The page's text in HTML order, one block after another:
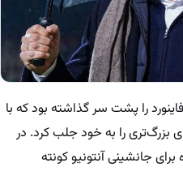
را پشت سر گذاشته بود که با
بزرگ‌تری را به خود جلب کرد. در
برای جانشینی آنتونیو کونته